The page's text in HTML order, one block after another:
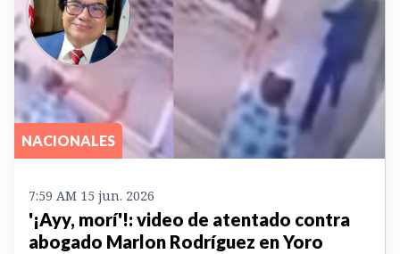
NACIONALES
7:59 AM 15 jun. 2026
'¡Ayy, morí'!: video de atentado contra
abogado Marlon Rodríguez en Yoro